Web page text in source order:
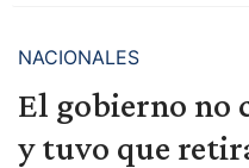
NACIONALES
El gobierno no
y tuvo que